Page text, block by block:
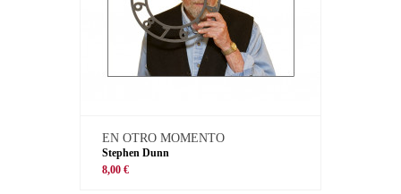
EN OTRO MOMENTO
Stephen Dunn
8,00 €